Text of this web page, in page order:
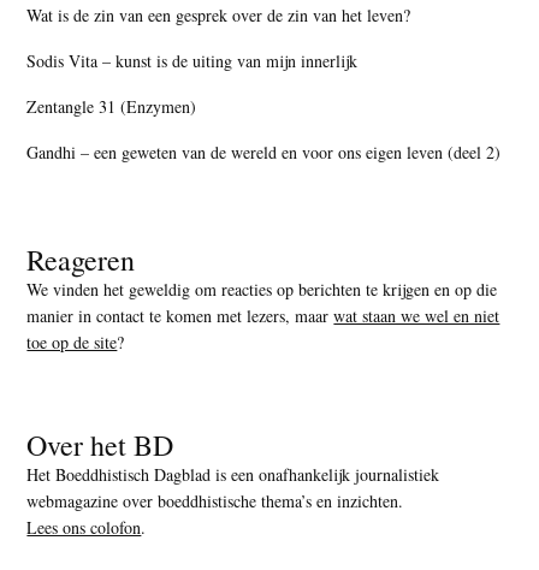
Wat is de zin van een gesprek over de zin van het leven?
Sodis Vita – kunst is de uiting van mijn innerlijk
Zentangle 31 (Enzymen)
Gandhi – een geweten van de wereld en voor ons eigen leven (deel 2)
Reageren
We vinden het geweldig om reacties op berichten te krijgen en op die
manier in contact te komen met lezers, maarwat staan we wel en niet
toe op de site?
Over het BD
Het Boeddhistisch Dagblad is een onafhankelijk journalistiek
webmagazine over boeddhistische thema’s en inzichten.
Lees ons colofon.